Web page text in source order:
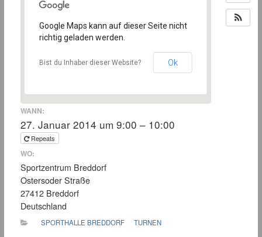
Google Maps kann auf dieser Seite nicht
richtig geladen werden.
Bist du Inhaber dieser Website? Ok
WANN:
27. Januar 2014 um 9:00 – 10:00
Repeats
WO:
Sportzentrum Breddorf
Ostersoder Straße
27412 Breddorf
Deutschland
SPORTHALLE BREDDORF TURNEN